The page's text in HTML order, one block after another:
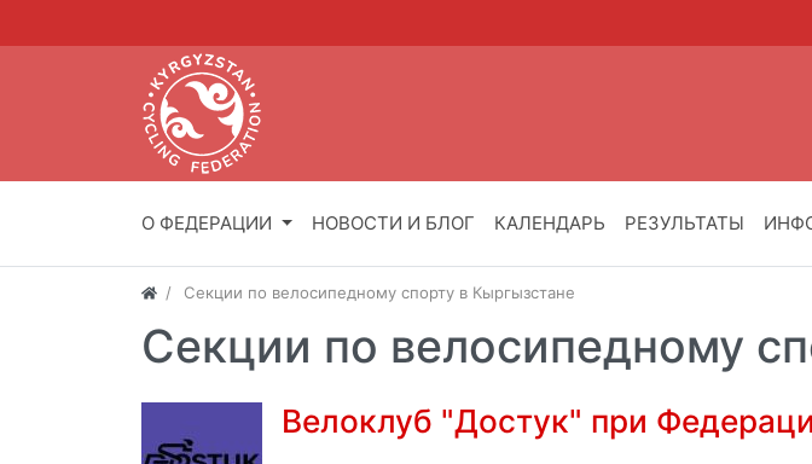
О ФЕДЕРАЦИИ НОВОСТИ И БЛОГ КАЛЕНДАРЬ РЕЗУЛЬТАТЫ
Секции по велосипедному спорту в Кыргызстане
Секции по велосипедному
Велоклуб "Достук" при